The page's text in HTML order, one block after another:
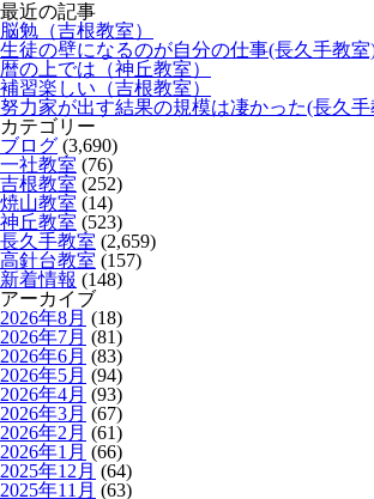
最近の記事
脳勉（吉根教室）
生徒の壁になるのが自分の仕事(長久手教室
暦の上では（神丘教室）
補習楽しい（吉根教室）
努力家が出す結果の規模は凄かった(長久
カテゴリー
ブログ (3,690)
一社教室 (76)
吉根教室 (252)
焼山教室 (14)
神丘教室 (523)
長久手教室 (2,659)
高針台教室 (157)
新着情報 (148)
アーカイブ
2026年8月 (18)
2026年7月 (81)
2026年6月 (83)
2026年5月 (94)
2026年4月 (93)
2026年3月 (67)
2026年2月 (61)
2026年1月 (66)
2025年12月 (64)
2025年11月 (63)